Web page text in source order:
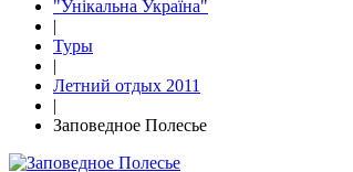
"Унікальна Україна"
|
Туры
|
Летний отдых 2011
|
Заповедное Полесье